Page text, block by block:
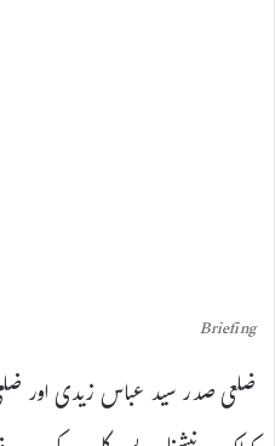
Briefing
ضلعی صدر سید عباس زیدی اور